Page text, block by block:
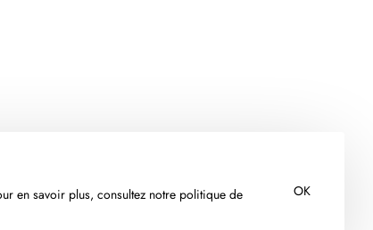
en savoir plus, consultez notre politique de
OK